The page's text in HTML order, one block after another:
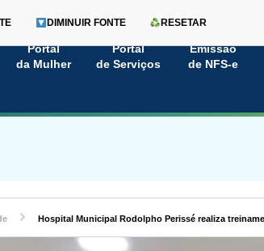
Portal
da Mulher
Portal
de Serviços
Emissão
de NFS-e
DIMINUIR FONTE RESETAR
Hospital Municipal Rodolpho Perissé realiza